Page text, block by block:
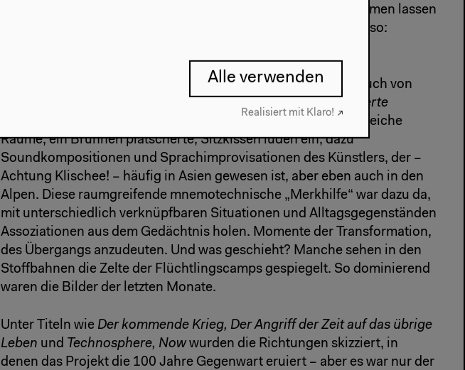
nicht von Augenblick und momentanem Sachstand vereinnahmen lassen
und so von vornherein jede Chance auf Übersicht verlieren. Also:
100 Jahre Gegenwart war das Foyer denn auch von
Dehydrierte
teilte mit Stoffbahnen das Foyer in weiche
Räume, ein Brunnen plätscherte, Sitzkissen luden ein, dazu
Soundkompositionen und Sprachimprovisationen des Künstlers, der –
Achtung Klischee! – häufig in Asien gewesen ist, aber eben auch in den
Alpen. Diese raumgreifende mnemotechnische „Merkhilfe“ war dazu da,
mit unterschiedlich verknüpfbaren Situationen und Alltagsgegenständen
Assoziationen aus dem Gedächtnis holen. Momente der Transformation,
des Übergangs anzudeuten. Und was geschieht? Manche sehen in den
Stoffbahnen die Zelte der Flüchtlingscamps gespiegelt. So dominierend
waren die Bilder der letzten Monate.
Unter Titeln wie Der kommende Krieg, Der Angriff der Zeit auf das übrige
Leben und Technosphere, Nowwurden die Richtungen skizziert, in
denen das Projekt die 100 Jahre Gegenwart eruiert – aber es war nur der
Alle verwenden
Realisiert mit Klaro!